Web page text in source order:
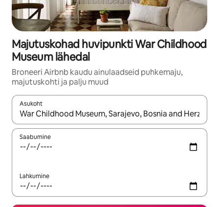
Majutuskohad huvipunkti War Childhood
Museum lähedal
Broneeri Airbnb kaudu ainulaadseid puhkemaju,
majutuskohti ja palju muud
Asukoht
Kui tulemused on kuvatud, liigu ekraanil nooleklahvidega või
Saabumine
Lahkumine